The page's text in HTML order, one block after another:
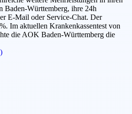
Baden-Württemberg, ihre 24h
E-Mail oder Service-Chat. Der
Im aktuellen Krankenkassentest von
die AOK Baden-Württemberg die